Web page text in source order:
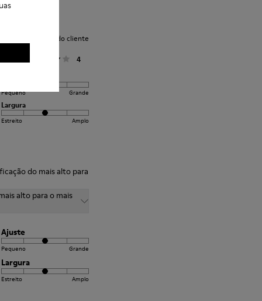
Avaliação média do cliente
4
Pequeno Grande
Largura
Estreito Amplo
do mais alto para
alto para o mais
Ajuste
Pequeno Grande
Largura
Estreito Amplo